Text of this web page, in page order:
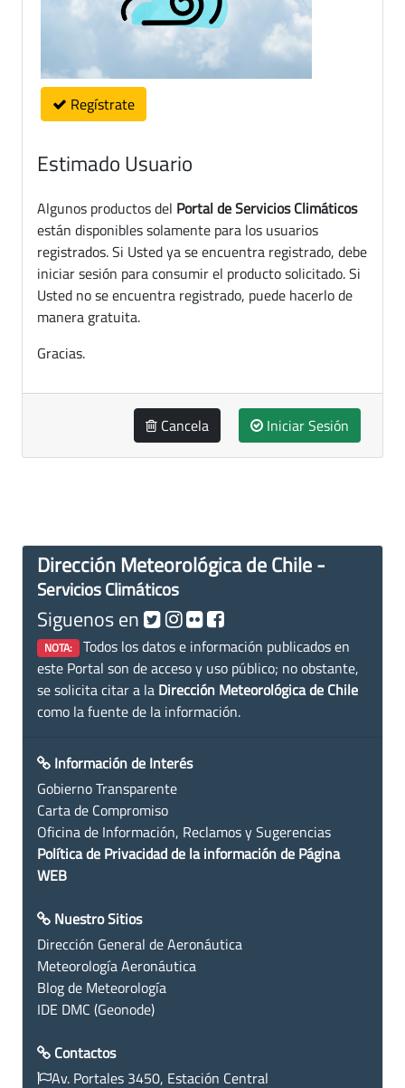
Regístrate
Estimado Usuario
Algunos productos del Portal de Servicios Climáticos
están disponibles solamente para los usuarios
registrados. Si Usted ya se encuentra registrado, debe
iniciar sesión para consumir el producto solicitado. Si
Usted no se encuentra registrado, puede hacerlo de
manera gratuita.
Gracias.
Cancela Iniciar Sesión
Dirección Meteorológica de Chile -
Servicios Climáticos
Siguenos en
NOTA: Todos los datos e información publicados en
este Portal son de acceso y uso público; no obstante,
se solicita citar a la Dirección Meteorológica de Chile
como la fuente de la información.
Información de Interés
Gobierno Transparente
Carta de Compromiso
Oficina de Información, Reclamos y Sugerencias
Política de Privacidad de la información de Página
WEB
Nuestro Sitios
Dirección General de Aeronáutica
Meteorología Aeronáutica
Blog de Meteorología
IDE DMC (Geonode)
Contactos
Av. Portales 3450, Estación Central